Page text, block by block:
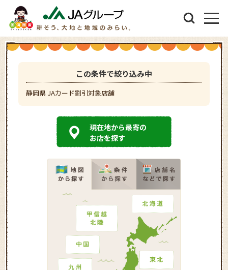
この条件で絞り込み中
静岡県 JAカード割引対象店舗
現在地から最寄の
お店を探す